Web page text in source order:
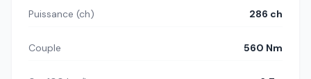
Puissance (ch) 286 ch
Couple 560 Nm